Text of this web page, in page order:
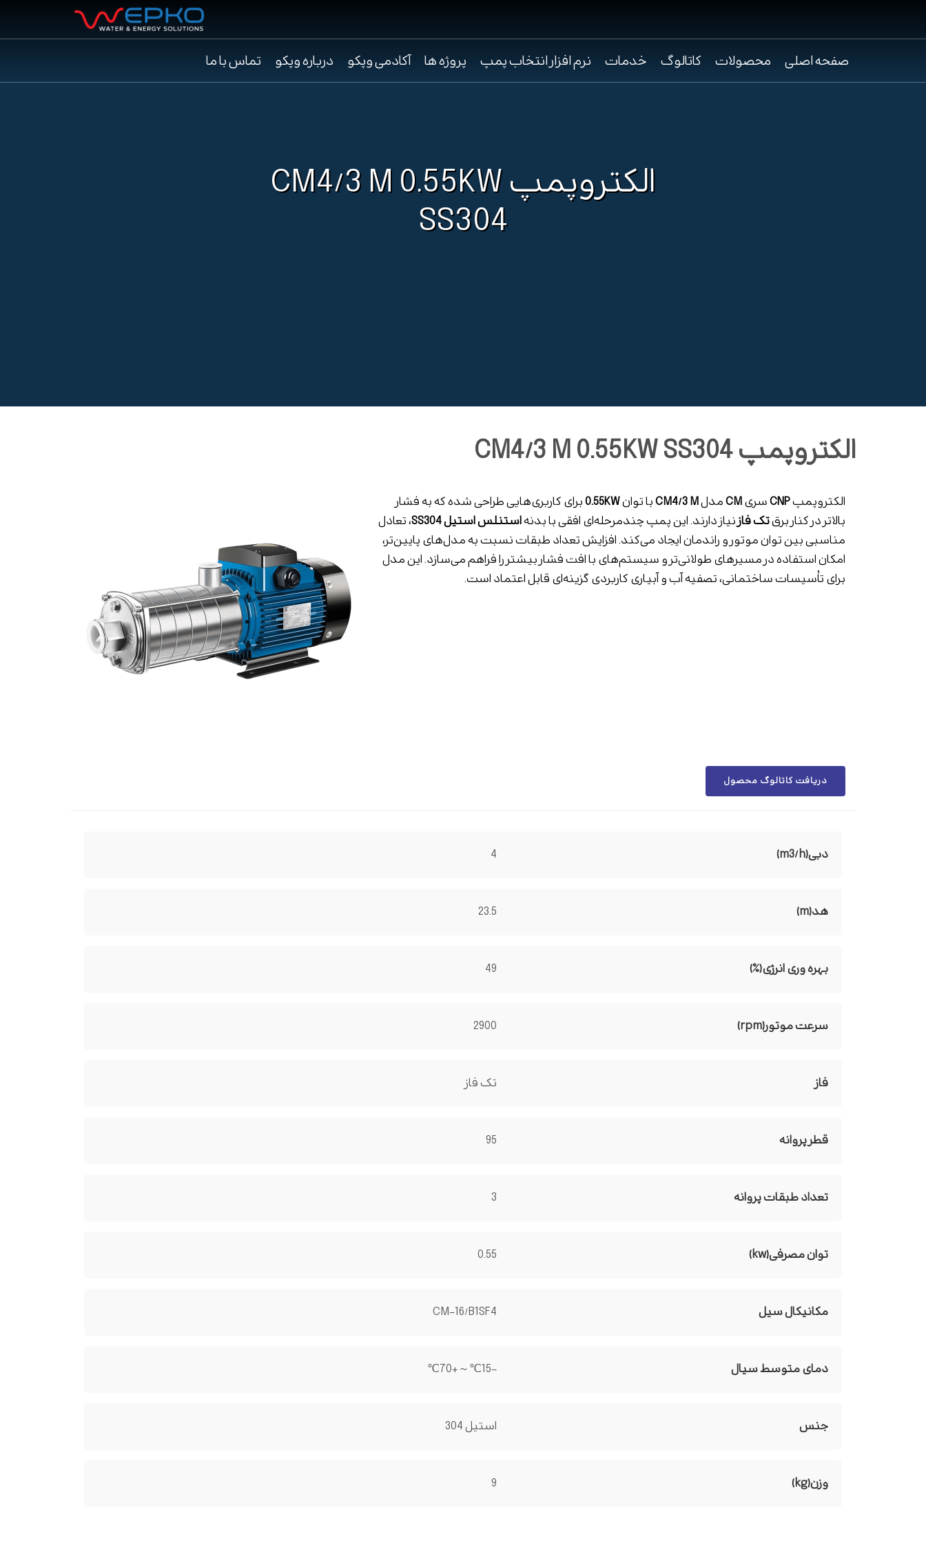
صفحه اصلی محصولات کاتالوگ خدمات نرم افزار انتخاب پمپ پروژه ها آکادمی وپکو درباره وپکو تماس با ما
الکتروپمپ CM4/3 M 0.55KW
SS304
الکتروپمپ CM4/3 M 0.55KW SS304
الکتروپمپCNPسریCMمدلCM4/3 Mبا توان0.55KWبرای کاربری‌هایی طراحی شده که به فشار
بالاتر در کنار برقتک فازنیاز دارند. این پمپ چندمرحله‌ای افقی با بدنهاستنلس استیل SS304
، تعادل
مناسبی بین توان موتور و راندمان ایجاد می‌کند. افزایش تعداد طبقات نسبت به مدل‌های پایین‌تر،
امکان استفاده در مسیرهای طولانی‌تر و سیستم‌های با افت فشار بیشتر را فراهم می‌سازد. این مدل
برای تأسیسات ساختمانی، تصفیه آب و آبیاری کاربردی گزینه‌ای قابل اعتماد است.
دریافت کاتالوگ محصول
دبی(m3/h) 4
هد(m) 23.5
بهره وری انرژی(%) 49
سرعت موتور(rpm) 2900
فاز تک فاز
قطر پروانه 95
تعداد طبقات پروانه 3
توان مصرفی(kw) 0.55
مکانیکال سیل CM-16/B1SF4
دمای متوسط سیال -15℃～+70℃
جنس استیل 304
وزن(kg) 9